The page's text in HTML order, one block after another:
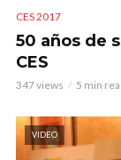
CES 2017
50 años de
CES
347 views 5 min
VIDEO